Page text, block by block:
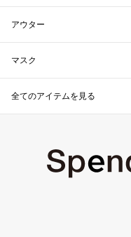
アウター
マスク
全てのアイテムを見る